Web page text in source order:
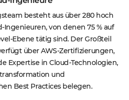
besteht aus über 280 hoch
Ingenieuren, von denen 75 % auf
Ebene tätig sind. Der Großteil
über AWS-Zertifizierungen,
Expertise in Cloud-Technologien,
und
Best Practices belegen.